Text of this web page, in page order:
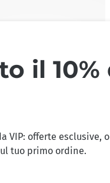
il 10%
VIP: offerte esclusive,
tuo primo ordine.